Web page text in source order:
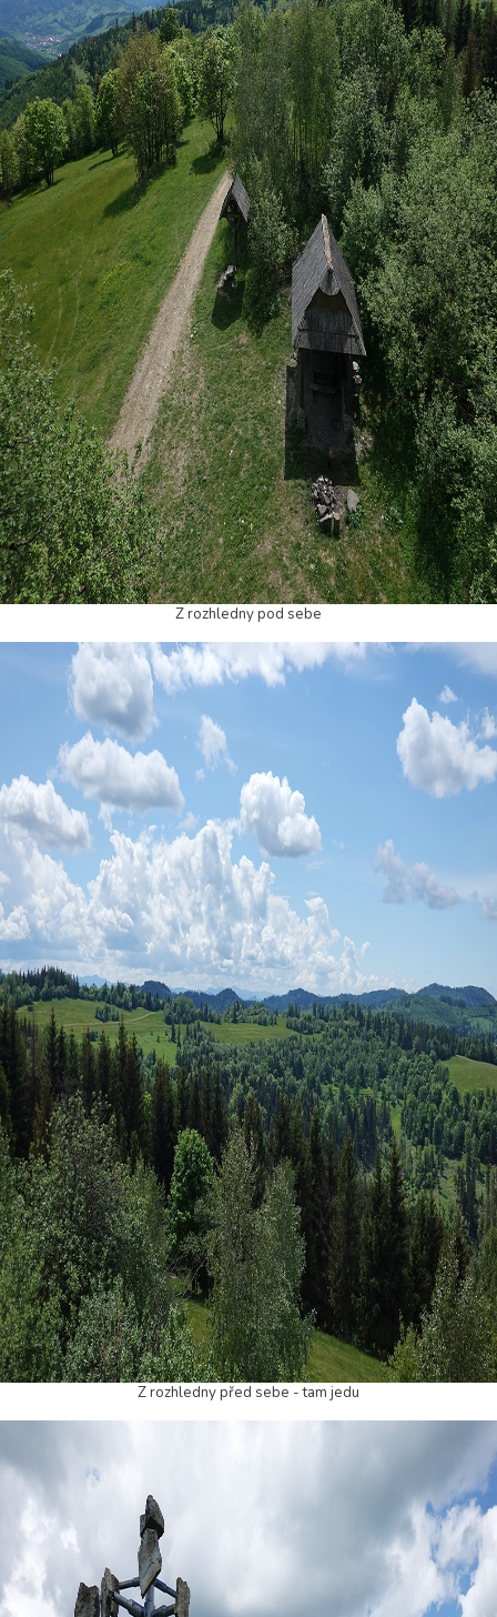
Z rozhledny pod sebe
Z rozhledny před sebe - tam jedu